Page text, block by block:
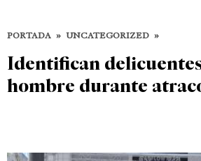
PORTADA » UNCATEGORIZED »
Identifican
hombre durante